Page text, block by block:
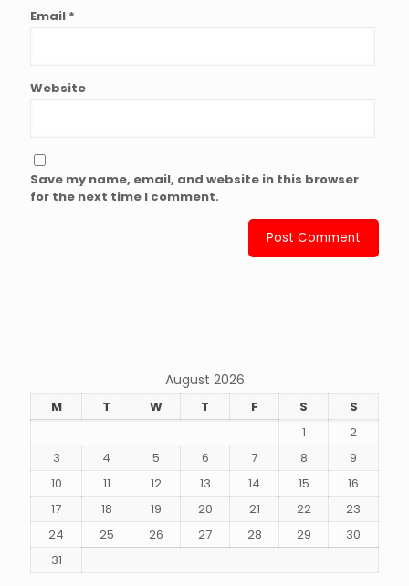
Email *
Website
Save my name, email, and website in this browser
for the next time I comment.
August 2026
M T W T F S
S
1
2
3
4 5 6 7 8
9
10
11 12 13 14 15
16
17
18 19 20 21 22
23
24
25 26 27 28 29
30
31